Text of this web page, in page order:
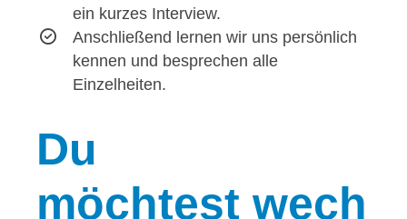
ein kurzes Interview.
Anschließend lernen wir uns persönlich
kennen und besprechen alle
Einzelheiten.
Du
möchtest wech